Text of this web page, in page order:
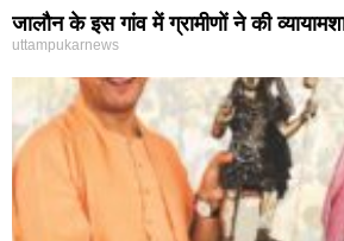
जालौन के इस गांव में ग्रामीणों ने की
uttampukarnews